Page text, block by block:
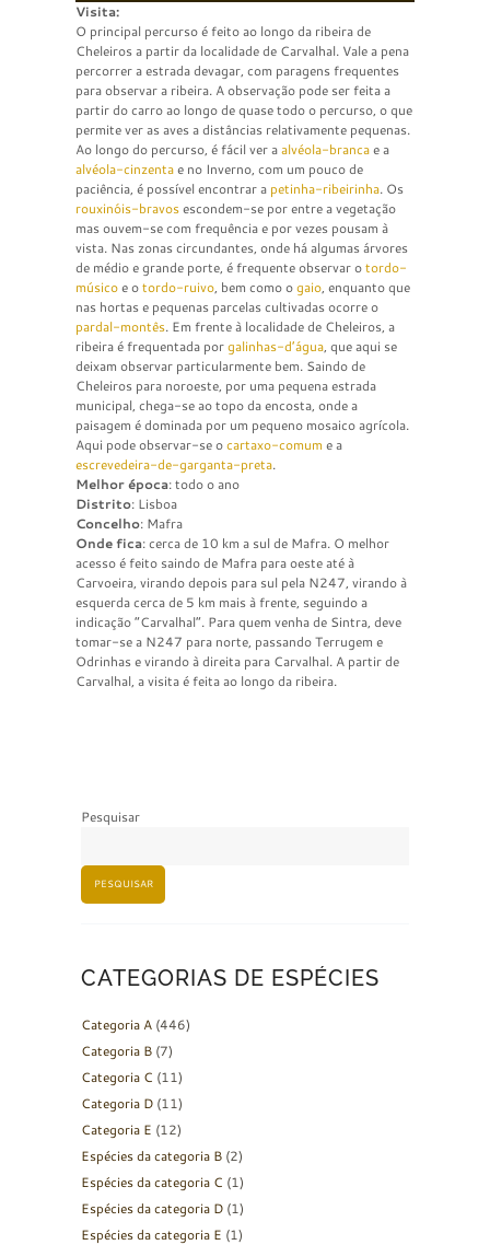
Visita:
O principal percurso é feito ao longo da ribeira de
Cheleiros a partir da localidade de Carvalhal. Vale a pena
percorrer a estrada devagar, com paragens frequentes
para observar a ribeira. A observação pode ser feita a
partir do carro ao longo de quase todo o percurso, o que
permite ver as aves a distâncias relativamente pequenas.
Ao longo do percurso, é fácil ver aalvéola-brancae a
alvéola-cinzentae no Inverno, com um pouco de
paciência, é possível encontrar a petinha-ribeirinha. Os
rouxinóis-bravosescondem-se por entre a vegetação
mas ouvem-se com frequência e por vezes pousam à
vista. Nas zonas circundantes, onde há algumas árvores
de médio e grande porte, é frequente observar otordo-
músicoe otordo-ruivo, bem como ogaio, enquanto que
nas hortas e pequenas parcelas cultivadas ocorre o
pardal-montês. Em frente à localidade de Cheleiros, a
ribeira é frequentada porgalinhas-d’água, que aqui se
deixam observar particularmente bem. Saindo de
Cheleiros para noroeste, por uma pequena estrada
municipal, chega-se ao topo da encosta, onde a
paisagem é dominada por um pequeno mosaico agrícola.
Aqui pode observar-se ocartaxo-comum e a
escrevedeira-de-garganta-preta.
Melhor época: todo o ano
Distrito: Lisboa
Concelho: Mafra
Onde fica: cerca de 10 km a sul de Mafra. O melhor
acesso é feito saindo de Mafra para oeste até à
Carvoeira, virando depois para sul pela N247, virando à
esquerda cerca de 5 km mais à frente, seguindo a
indicação “Carvalhal”. Para quem venha de Sintra, deve
tomar-se a N247 para norte, passando Terrugem e
Odrinhas e virando à direita para Carvalhal. A partir de
Carvalhal, a visita é feita ao longo da ribeira.
Pesquisar
PESQUISAR
CATEGORIAS DE ESPÉCIES
Categoria A (446)
Categoria B (7)
Categoria C (11)
Categoria D (11)
Categoria E (12)
Espécies da categoria B (2)
Espécies da categoria C (1)
Espécies da categoria D (1)
Espécies da categoria E (1)